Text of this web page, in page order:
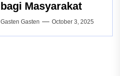
bagi Masyarakat
Gasten Gasten October 3, 2025